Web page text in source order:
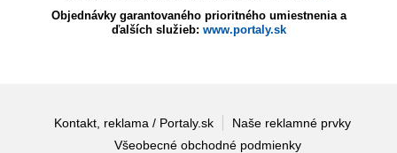
Objednávky garantovaného prioritného umiestnenia a
ďalších služieb: www.portaly.sk
Kontakt, reklama / Portaly.sk
Naše reklamné prvky
Všeobecné obchodné podmienky